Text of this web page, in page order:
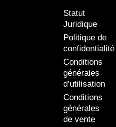
Statut
Juridique
Politique de
confidentialité
Conditions
générales
d’utilisation
Conditions
générales
de vente